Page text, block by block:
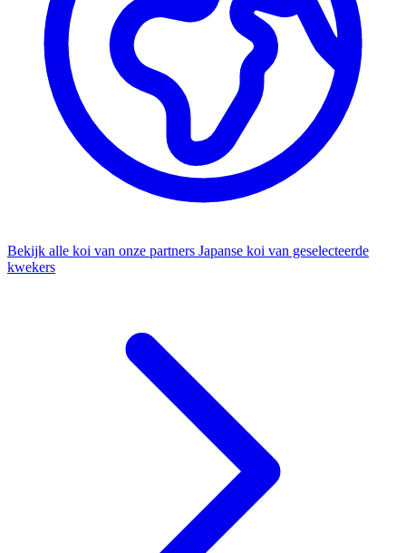
Bekijk alle koi van onze partners Japanse koi van geselecteerde
kwekers